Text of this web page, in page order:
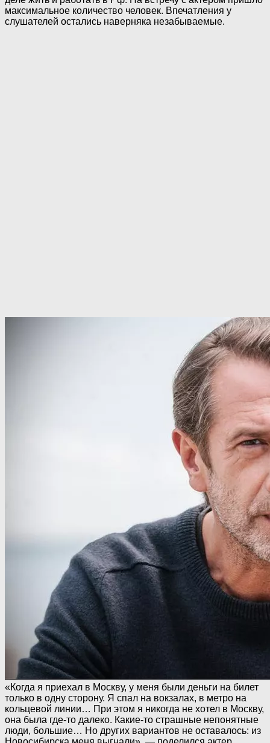
максимальное количество человек. Впечатления у
слушателей остались наверняка незабываемые.
«Когда я приехал в Москву, у меня были деньги на билет
только в одну сторону. Я спал на вокзалах, в метро на
кольцевой линии… При этом я никогда не хотел в Москву,
она была где-то далеко. Какие-то страшные непонятные
люди, большие… Но других вариантов не оставалось: из